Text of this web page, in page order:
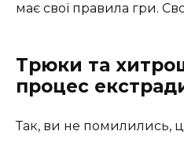
має свої правила гри.
Трюки та
процес
Так, ви не помилились,